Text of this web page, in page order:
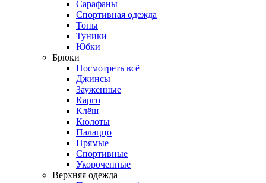
Сарафаны
Спортивная одежда
Топы
Туники
Юбки
Брюки
Посмотреть всё
Джинсы
Зауженные
Карго
Клёш
Кюлоты
Палаццо
Прямые
Спортивные
Укороченные
Верхняя одежда